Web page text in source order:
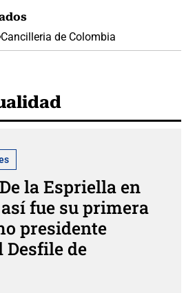
Cancilleria de Colombia
la Espriella en
fue su primera
presidente
Desfile de